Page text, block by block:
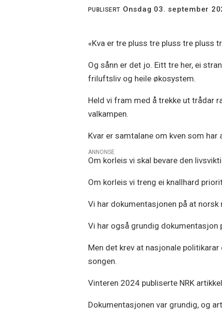
PUBLISERT onsdag 03. september
«Kva er tre pluss tre pluss tre pluss
Og sånn er det jo. Eitt tre her, ei
friluftsliv og heile økosystem.
Held vi fram med å trekke ut trådar
valkampen.
Kvar er samtalane om kven som
ANNONSE
Om korleis vi skal bevare den
Om korleis vi treng ei knallhard
Vi har dokumentasjonen på at
Vi har også grundig
Men det krev at nasjonale
songen.
Vinteren 2024 publiserte NRK
Dokumentasjonen var grundig, og